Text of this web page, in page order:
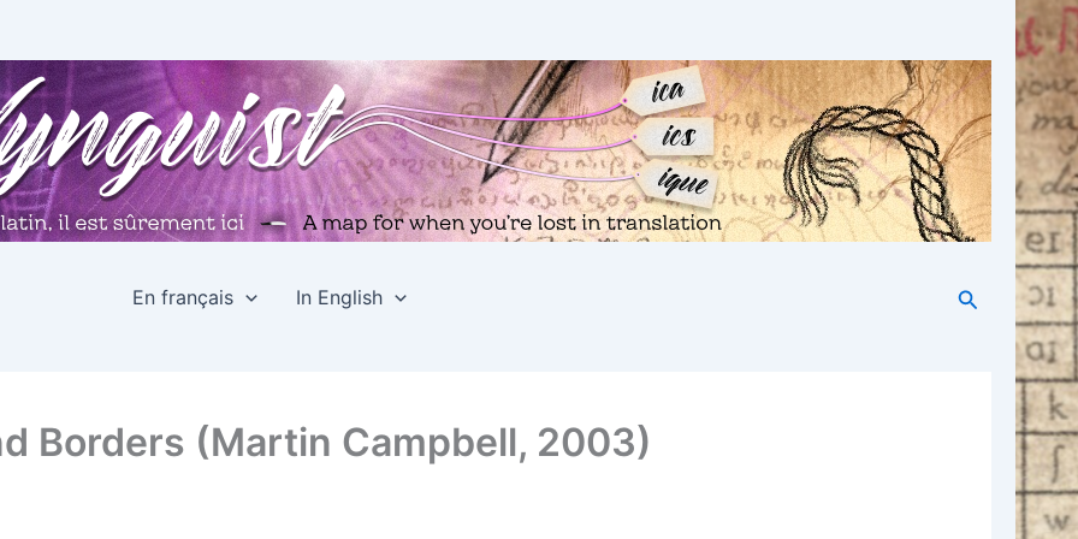
En français In English Rechercher
Borders (Martin Campbell, 2003)